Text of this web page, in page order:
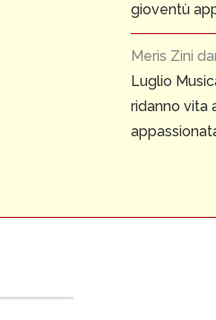
gioventù
Meris Zini
Luglio
ridanno vita